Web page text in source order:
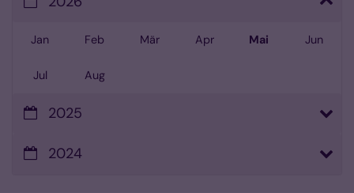
Jan Feb Mär Apr Mai Jun
Jul Aug
2025
2024